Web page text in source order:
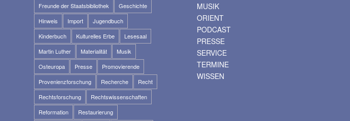
Freunde der Staatsbibliothek
Geschichte
Hinweis
Import
Jugendbuch
Kinderbuch
Kulturelles Erbe
Lesesaal
Martin Luther
Materialität
Musik
Osteuropa
Presse
Promovierende
Provenienzforschung
Recherche
Recht
Rechtsforschung
Rechtswissenschaften
Reformation
Restaurierung
MUSIK
ORIENT
PODCAST
PRESSE
SERVICE
TERMINE
WISSEN